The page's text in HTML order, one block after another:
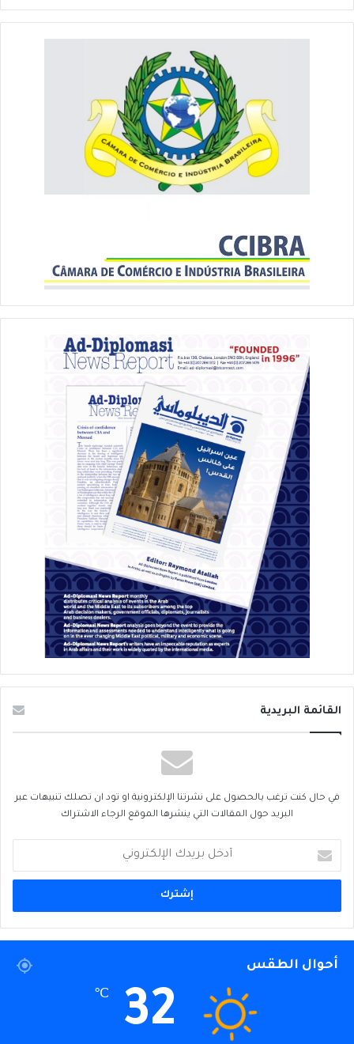
القائمة البريدية
في حال كنت ترغب بالحصول على نشرتنا الإلكترونية او تود ان تصلك تنبيهات عبر
البريد حول المقالات التي ينشرها الموقع الرجاء الاشتراك
بريدك
الإلكتروني
أحوال الطقس
32
℃